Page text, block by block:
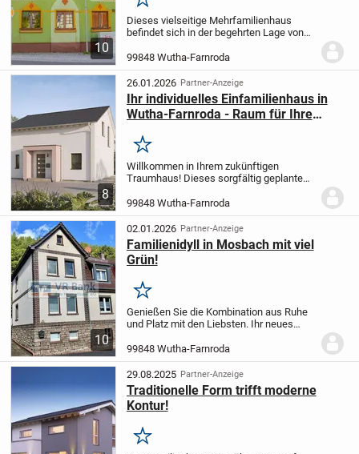
10
Merken
Dieses vielseitige Mehrfamilienhaus
befindet sich in der begehrten Lage von
vermietet und erzielt eine monatliche
Warmmiete von 5.100 Euro, was es zu
einer...
99848 Wutha-Farnroda
8
26.01.2026 Partner-Anzeige
Ihr individuelles Einfamilienhaus in
Wutha-Farnroda - Raum für Ihre
Merken
Willkommen in Ihrem zukünftigen
Traumhaus! Dieses sorgfältig geplante
ganz nach Ihren Wünschen und
Vorstellungen projektiert. Mit einer
großzügigen Wohnfläche...
99848 Wutha-Farnroda
10
02.01.2026 Partner-Anzeige
Familienidyll in Mosbach mit viel
Grün!
Merken
Genießen Sie die Kombination aus Ruhe
und Platz mit den Liebsten. Ihr neues
Ihre Familie. Eine neuwertige
Einbauküche und das frisch sanierte
Badezimmer laden...
99848 Wutha-Farnroda
29.08.2025 Partner-Anzeige
Traditionelle Form trifft moderne
Kontur!
Merken